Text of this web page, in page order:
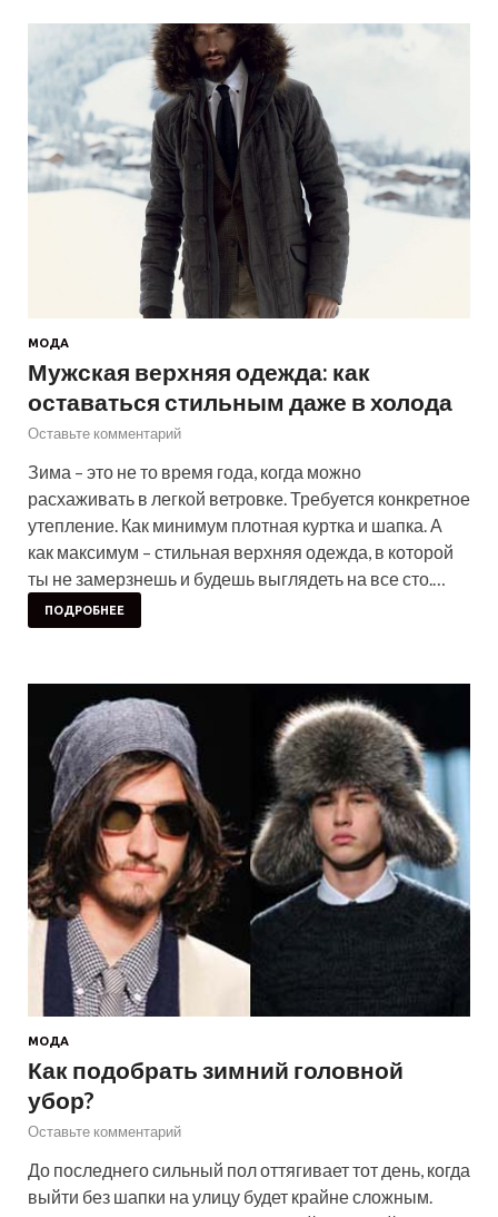
МОДА
Мужская верхняя одежда: как
оставаться стильным даже в холода
Оставьте комментарий
Зима – это не то время года, когда можно
расхаживать в легкой ветровке. Требуется конкретное
утепление. Как минимум плотная куртка и шапка. А
как максимум – стильная верхняя одежда, в которой
ты не замерзнешь и будешь выглядеть на все сто.…
ПОДРОБНЕЕ
МОДА
Как подобрать зимний головной
убор?
Оставьте комментарий
До последнего сильный пол оттягивает тот день, когда
выйти без шапки на улицу будет крайне сложным.